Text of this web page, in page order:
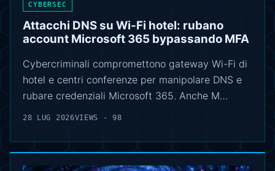
CYBERSEC
Attacchi DNS su Wi-Fi hotel: rubano
account Microsoft 365 bypassando MFA
Cybercriminali compromettono gateway Wi-Fi di
hotel e centri conferenze per manipolare DNS e
rubare credenziali Microsoft 365. Anche M…
28 LUG 2026VIEWS - 98